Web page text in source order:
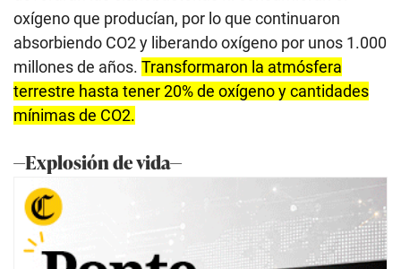
oxígeno que producían, por lo que continuaron
absorbiendo CO2 y liberando oxígeno por unos 1.000
millones de años. Transformaron la atmósfera
terrestre hasta tener 20% de oxígeno y cantidades
mínimas de CO2.
—Explosión de vida—